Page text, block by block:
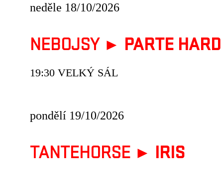
neděle 18/10/2026
NEBOJSY ► PARTE HARD
19:30 VELKÝ SÁL
pondělí 19/10/2026
TANTEHORSE ► IRIS